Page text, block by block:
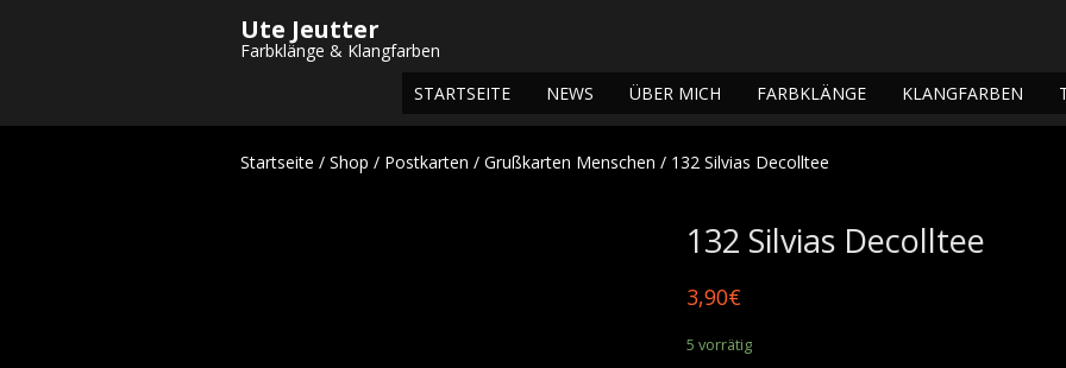
Ute Jeutter
Farbklänge & Klangfarben
STARTSEITE
NEWS ÜBER MICH FARBKLÄNGE KLANGFARBEN
Startseite / Shop / Postkarten / Grußkarten Menschen / 132 Silvias Decolltee
132 Silvias Decolltee
3,90€
5 vorrätig